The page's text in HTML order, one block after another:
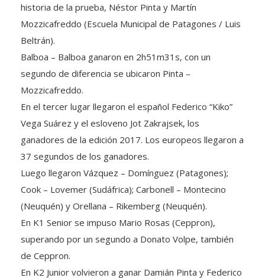
historia de la prueba, Néstor Pinta y Martín
Mozzicafreddo (Escuela Municipal de Patagones / Luis
Beltrán).
Balboa – Balboa ganaron en 2h51m31s, con un
segundo de diferencia se ubicaron Pinta –
Mozzicafreddo.
En el tercer lugar llegaron el español Federico “Kiko”
Vega Suárez y el esloveno Jot Zakrajsek, los
ganadores de la edición 2017. Los europeos llegaron a
37 segundos de los ganadores.
Luego llegaron Vázquez – Domínguez (Patagones);
Cook – Lovemer (Sudáfrica); Carbonell – Montecino
(Neuquén) y Orellana – Rikemberg (Neuquén).
En K1 Senior se impuso Mario Rosas (Ceppron),
superando por un segundo a Donato Volpe, también
de Ceppron.
En K2 Junior volvieron a ganar Damián Pinta y Federico